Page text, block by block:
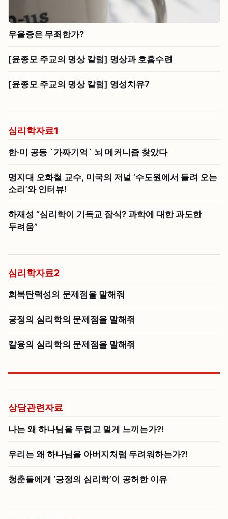
우울증은 무죄한가?
[윤종모 주교의 명상 칼럼] 명상과 호흡수련
[윤종모 주교의 명상 칼럼] 영성치유7
심리학자료1
한·미 공동 `가짜기억` 뇌 메커니즘 찾았다
명지대 오화철 교수, 미국의 저널 ‘수도원에서 들려 오는
소리’와 인터뷰!
하재성 “심리학이 기독교 잠식? 과학에 대한 과도한
두려움”
심리학자료2
회복탄력성의 문제점을 말해줘
긍정의 심리학의 문제점을 말해줘
칼융의 심리학의 문제점을 말해줘
상담관련자료
나는 왜 하나님을 두렵고 멀게 느끼는가?!
우리는 왜 하나님을 아버지처럼 두려워하는가?!
청춘들에게 ‘긍정의 심리학’이 공허한 이유